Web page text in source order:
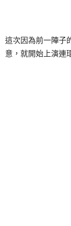
這次因為前一陣子
意，就開始上演連